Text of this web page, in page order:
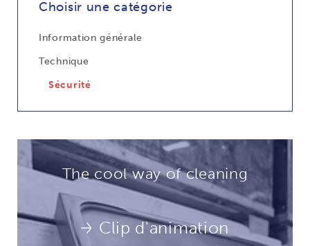
Choisir une catégorie
Information générale
Technique
Sécurité
The cool way of cleaning
Clip d'animation